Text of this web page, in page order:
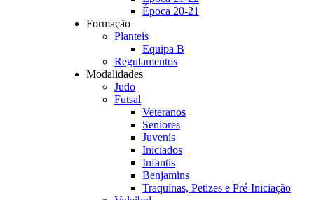
Época 20-21
Formação
Planteis
Equipa B
Regulamentos
Modalidades
Judo
Futsal
Veteranos
Seniores
Juvenis
Iniciados
Infantis
Benjamins
Traquinas, Petizes e Pré-Iniciação